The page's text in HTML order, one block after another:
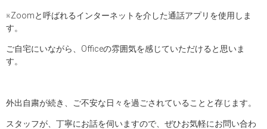
※Zoomと呼ばれるインターネットを介した通話アプリを使用しま
す。
ご自宅にいながら、Officeの雰囲気を感じていただけると思いま
す。
外出自粛が続き、ご不安な日々を過ごされていることと存じます。
スタッフが、丁寧にお話を伺いますので、ぜひお気軽にお問い合わ